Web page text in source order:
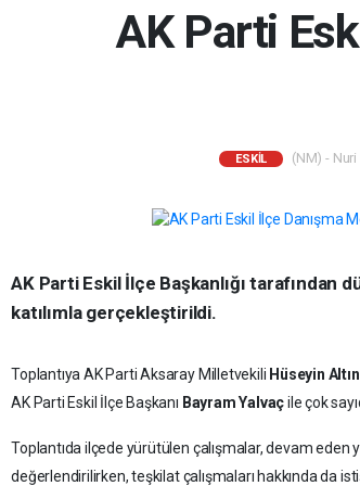
AK Parti
ESKİL (NM) -
AK Parti Eskil İlçe Başkanlığı tarafından
katılımla gerçekleştirildi.
Toplantıya AK Parti Aksaray Milletvekili Hüseyin
AK Parti Eskil İlçe Başkanı Bayram Yalvaçile çok
Toplantıda ilçede yürütülen çalışmalar, devam
değerlendirilirken, teşkilat çalışmaları hakkında da